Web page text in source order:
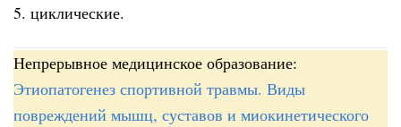
5. циклические.
Непрерывное медицинское образование:
Этиопатогенез спортивной травмы. Виды
повреждений мышц, суставов и миокинетического